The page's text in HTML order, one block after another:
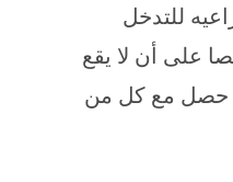
للتدخل
على أن لا يقع
حصل مع كل من